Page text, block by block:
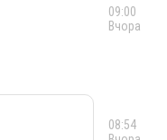
09:00
Вчора
08:54